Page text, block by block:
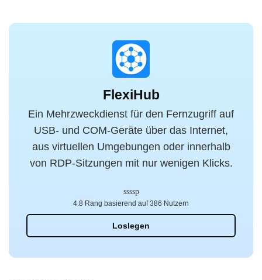
FlexiHub
Ein Mehrzweckdienst für den Fernzugriff auf
USB- und COM-Geräte über das Internet,
aus virtuellen Umgebungen oder innerhalb
von RDP-Sitzungen mit nur wenigen Klicks.
Loslegen
4.8 Rang basierend auf 386 Nutzern